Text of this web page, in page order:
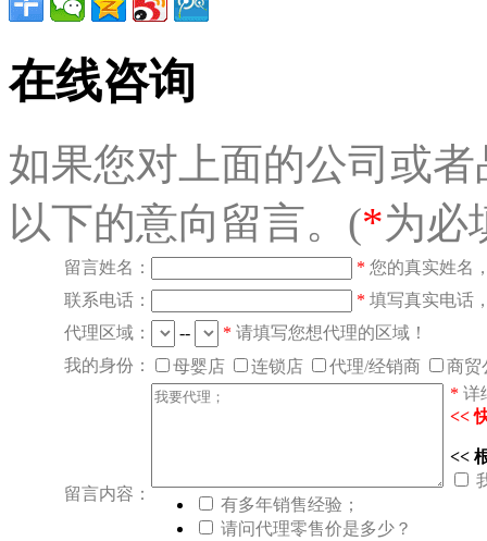
在线咨询
如果您对上面的公司或
以下的意向留言。(*为必
留言姓名： * 您的真实姓名
联系电话：
* 填写真实电话
代理区域：
-- * 请填写您想代理的区域！
我的身份：
母婴店 连锁店 代理/经销商 商贸
留言内容：
* 详
<<
<<
有多年销售经验；
请问代理零售价是多少？